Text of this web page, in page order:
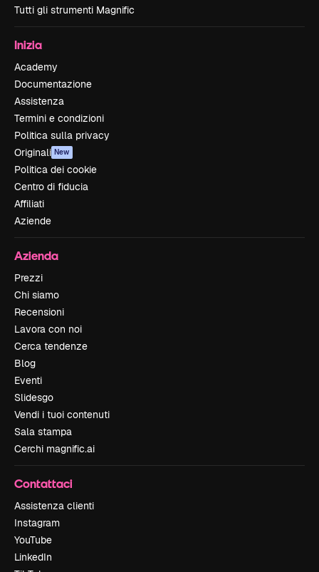
Tutti gli strumenti Magnific
Inizia
Academy
Documentazione
Assistenza
Termini e condizioni
Politica sulla privacy
Originali New
Politica dei cookie
Centro di fiducia
Affiliati
Aziende
Azienda
Prezzi
Chi siamo
Recensioni
Lavora con noi
Cerca tendenze
Blog
Eventi
Slidesgo
Vendi i tuoi contenuti
Sala stampa
Cerchi magnific.ai
Contattaci
Assistenza clienti
Instagram
YouTube
LinkedIn